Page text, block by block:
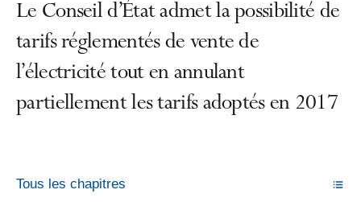
Le Conseil d’État admet la possibilité de
tarifs réglementés de vente de
l’électricité tout en annulant
partiellement les tarifs adoptés en 2017
Tous les chapitres